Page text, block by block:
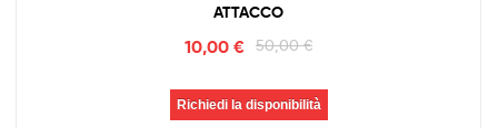
ATTACCO
50,00€
10,00€
Richiedi la disponibilità